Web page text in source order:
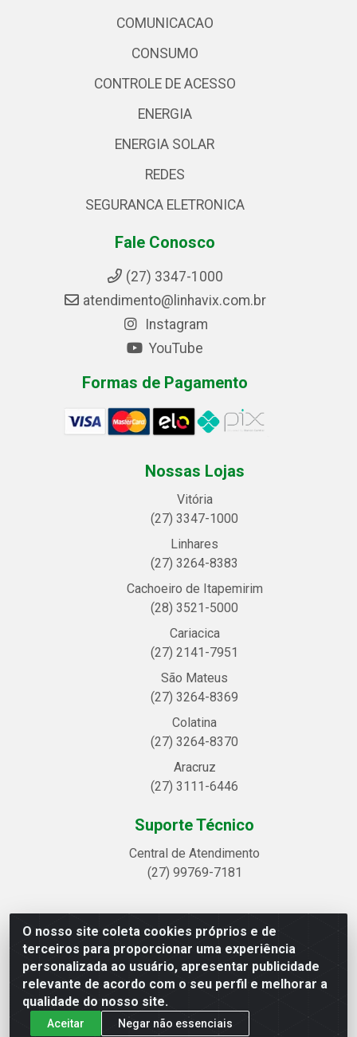
O nosso site coleta cookies próprios e de
terceiros para proporcionar uma experiência
personalizada ao usuário, apresentar publicidade
relevante de acordo com o seu perfil e melhorar a
qualidade do nosso site.
Aceitar Negar não essenciais
COMUNICACAO
CONSUMO
CONTROLE DE ACESSO
ENERGIA
ENERGIA SOLAR
REDES
SEGURANCA ELETRONICA
Fale Conosco
(27) 3347-1000
atendimento@linhavix.com.br
Instagram
YouTube
Formas de Pagamento
Nossas Lojas
Vitória
(27) 3347-1000
Linhares
(27) 3264-8383
Cachoeiro de Itapemirim
(28) 3521-5000
Cariacica
(27) 2141-7951
São Mateus
(27) 3264-8369
Colatina
(27) 3264-8370
Aracruz
(27) 3111-6446
Suporte Técnico
Central de Atendimento
(27) 99769-7181
Linhavix Distribuidora LTDA - Avenida Alegre, 2521 -
Quadra314 Lote 05 e 07 - Shell, Linhares/ES - CEP
29.901-605 - CNPJ 20.857.514/0001-75